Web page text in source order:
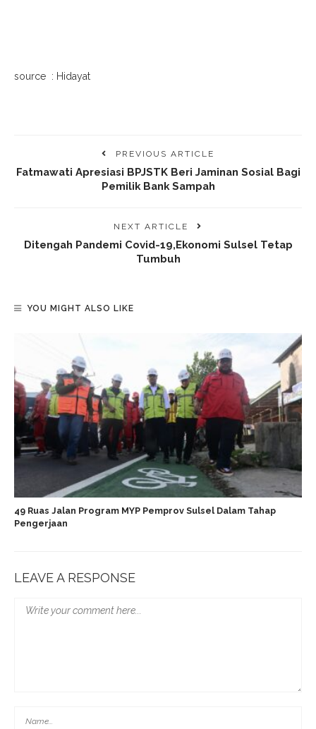
source : Hidayat
PREVIOUS ARTICLE
Fatmawati Apresiasi BPJSTK Beri Jaminan Sosial Bagi
Pemilik Bank Sampah
NEXT ARTICLE
Ditengah Pandemi Covid-19,Ekonomi Sulsel Tetap
Tumbuh
YOU MIGHT ALSO LIKE
49 Ruas Jalan Program MYP Pemprov Sulsel Dalam Tahap
Pengerjaan
LEAVE A RESPONSE